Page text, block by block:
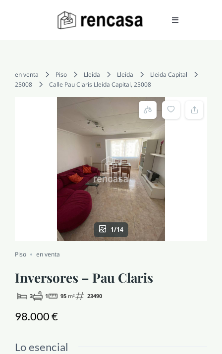
Toggle
COMPRAR
NOTICIAS Y BLOG
PERFIL
en venta Piso Lleida Lleida
Lleida Capital
25008
Calle Pau Claris Lleida Capital, 25008
1/14
Piso en venta
Inversores – Pau Claris
3 1 95 m² 23490
98.000 €
Lo esencial